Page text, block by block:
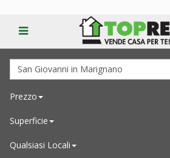
Prezzo
Superficie
Qualsiasi Locali